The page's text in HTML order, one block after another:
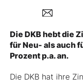
Kontakt
Die DKB hebt die
für Neu- als auch
Prozent p.a. an.
Die DKB hat ihre